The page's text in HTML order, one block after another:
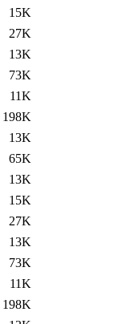
15K
27K
13K
73K
11K
198K
13K
65K
13K
15K
27K
13K
73K
11K
198K